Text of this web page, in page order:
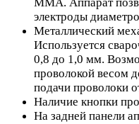
MMA. Аппарат
электроды
Металлический
Используется
0,8 до 1,0 мм.
проволокой весом
подачи проволоки
Наличие кнопки
На задней панели